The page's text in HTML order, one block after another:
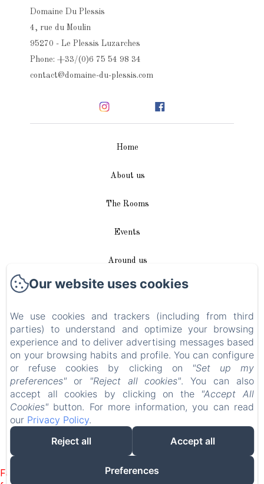
Domaine Du Plessis
4, rue du Moulin
95270 - Le Plessis Luzarches
Phone: +33/(0)6 75 54 98 34
contact@domaine-du-plessis.com
Home
About us
The Rooms
Events
Around us
Access / Contact
Plan du site
Blog
Legal notice
EN FR DE
Powered using Amenitiz
Failed to load BookingEngine/index: Loading chunk 1322
Our website uses cookies
We use cookies and trackers (including from third
parties) to understand and optimize your browsing
experience and to deliver advertising messages based
on your browsing habits and profile. You can configure
or refuse cookies by clicking on
"Set up my
preferences" or "Reject all cookies". You can also
accept all cookies by clicking on the "Accept All
Cookies" button. For more information, you can read
our Privacy Policy.
Reject all
Accept all
Preferences